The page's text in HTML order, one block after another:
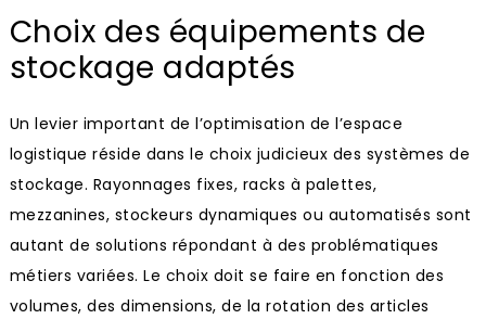
Choix des équipements de
stockage adaptés
Un levier important de l’optimisation de l’espace
logistique réside dans le choix judicieux des systèmes de
stockage. Rayonnages fixes, racks à palettes,
mezzanines, stockeurs dynamiques ou automatisés sont
autant de solutions répondant à des problématiques
métiers variées. Le choix doit se faire en fonction des
volumes, des dimensions, de la rotation des articles